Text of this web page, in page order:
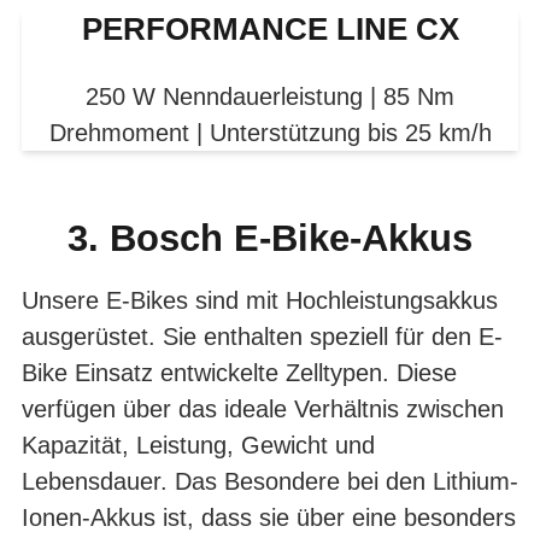
PERFORMANCE LINE CX
250 W Nenndauerleistung | 85 Nm
Drehmoment | Unterstützung bis 25 km/h
3. Bosch E-Bike-Akkus
Unsere E-Bikes sind mit Hochleistungsakkus
ausgerüstet. Sie enthalten speziell für den E-
Bike Einsatz entwickelte Zelltypen. Diese
verfügen über das ideale Verhältnis zwischen
Kapazität, Leistung, Gewicht und
Lebensdauer. Das Besondere bei den Lithium-
Ionen-Akkus ist, dass sie über eine besonders